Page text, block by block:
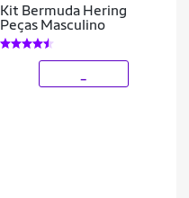
Kit Bermuda Hering
Peças Masculino